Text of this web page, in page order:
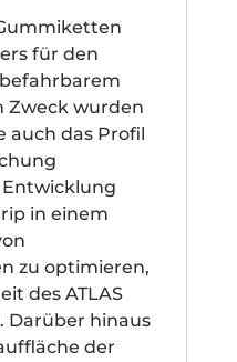
für den
Zweck wurden
auch das Profil
Entwicklung
in einem
zu optimieren,
des ATLAS
Darüber hinaus
der